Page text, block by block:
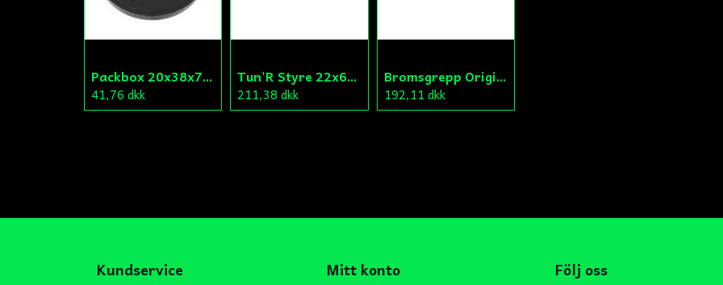
Packbox 20x38x7 Vevparti Derbi (original)
41,76 dkk
Tun'R Styre 22x630mm Vit
211,38 dkk
Bromsgrepp Original Hö Peugeot Ludix/Speedfight/Vivacity
192,11 dkk
Kundservice Mitt konto Följ oss